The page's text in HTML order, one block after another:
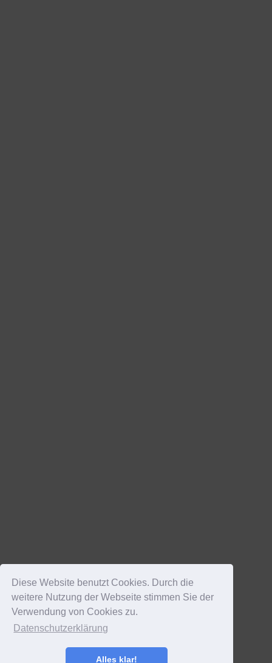
Diese Website benutzt Cookies. Durch die
weitere Nutzung der Webseite stimmen Sie der
Verwendung von Cookies zu.
Datenschutzerklärung
Alles klar!